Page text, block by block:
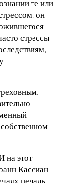
те или
он
стрессы
на этот
Кассиан
печаль